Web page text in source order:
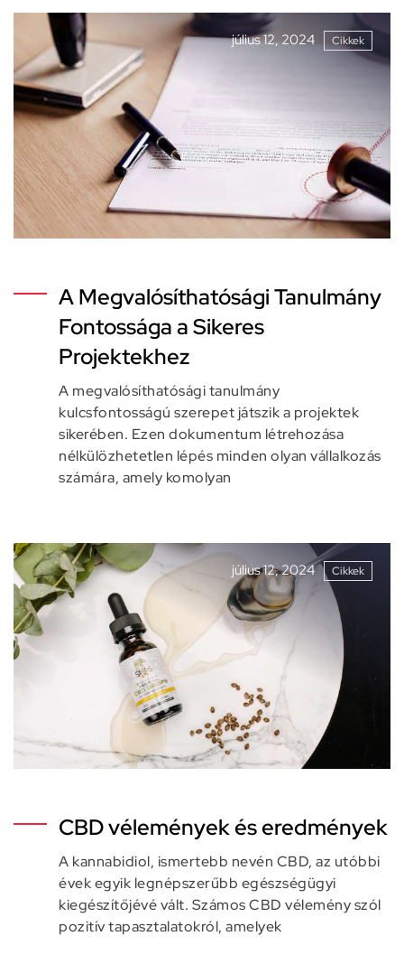
július 12, 2024 Cikkek
A Megvalósíthatósági Tanulmány
Fontossága a Sikeres
Projektekhez
A megvalósíthatósági tanulmány
kulcsfontosságú szerepet játszik a projektek
sikerében. Ezen dokumentum létrehozása
nélkülözhetetlen lépés minden olyan vállalkozás
számára, amely komolyan
július 12, 2024 Cikkek
CBD vélemények és eredmények
A kannabidiol, ismertebb nevén CBD, az utóbbi
évek egyik legnépszerűbb egészségügyi
kiegészítőjévé vált. Számos CBD vélemény szól
pozitív tapasztalatokról, amelyek